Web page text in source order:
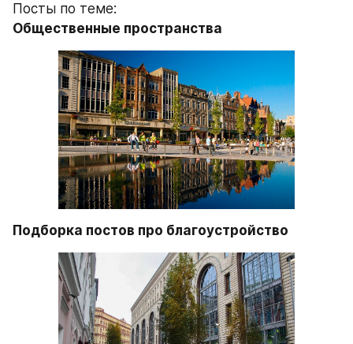
Посты по теме:
Общественные пространства
Подборка постов про благоустройство